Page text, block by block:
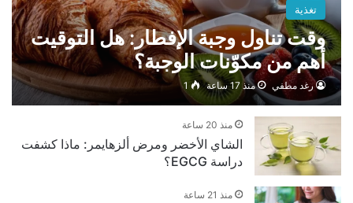
تغذية
وقت تناول وجبة الإفطار: هل التوقيت
أهم من مكوّنات الوجبة؟
رغد مطفي منذ 17 ساعة 1
منذ 20 ساعة
الشاي الأخضر ومرض ألزهايمر: ماذا كشفت
دراسة EGCG؟
منذ 21 ساعة